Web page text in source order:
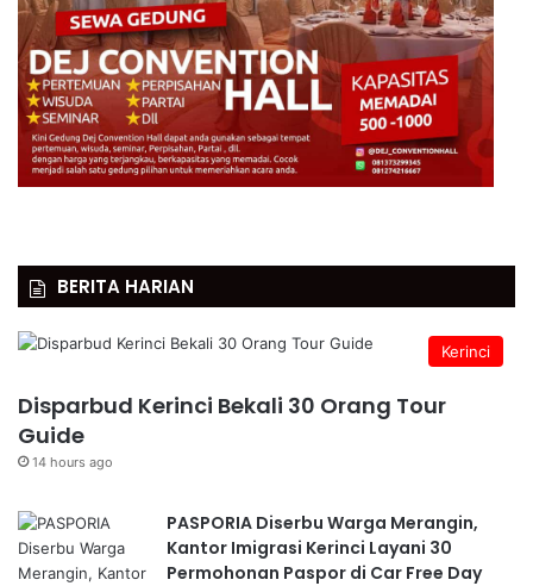
BERITA HARIAN
Kerinci
Disparbud Kerinci Bekali 30 Orang Tour
Guide
14 hours ago
PASPORIA Diserbu Warga Merangin,
Kantor Imigrasi Kerinci Layani 30
Permohonan Paspor di Car Free Day